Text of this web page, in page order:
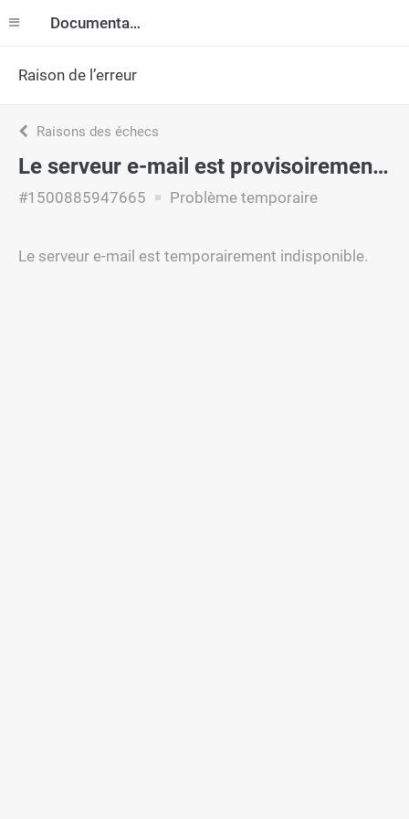
Documentation
Raison de l’erreur
Raisons des échecs
Le serveur e-mail est provisoirement indisponible
#1500885947665 Problème temporaire
Le serveur e-mail est temporairement indisponible.